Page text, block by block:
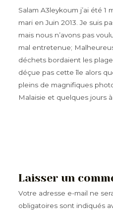
Salam A3leykoum j’ai été 1
mari en Juin 2013. Je suis
mais nous n’avons pas
mal entretenue;
déchets bordaient les
déçue pas cette île alors
pleins de magnifiques
Malaisie et quelques jours
Laisser un
Votre adresse e-mail ne
obligatoires sont indiqués